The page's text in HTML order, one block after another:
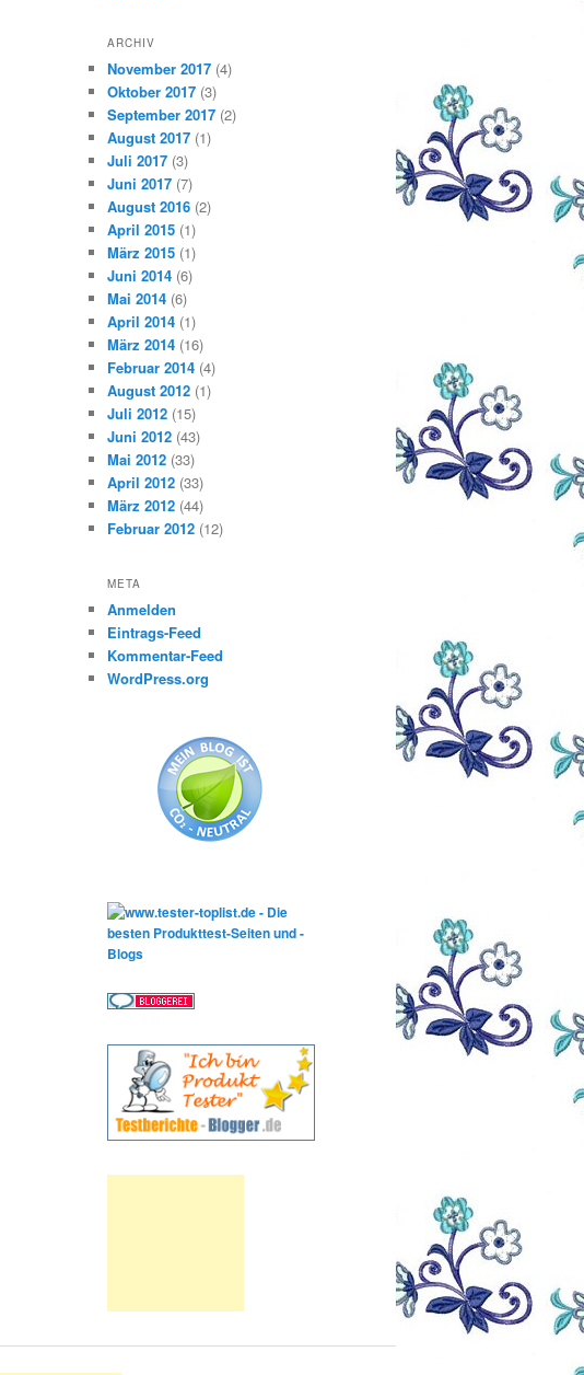
ARCHIV
November 2017 (4)
Oktober 2017 (3)
September 2017 (2)
August 2017 (1)
Juli 2017 (3)
Juni 2017 (7)
August 2016 (2)
April 2015 (1)
März 2015 (1)
Juni 2014 (6)
Mai 2014 (6)
April 2014 (1)
März 2014 (16)
Februar 2014 (4)
August 2012 (1)
Juli 2012 (15)
Juni 2012 (43)
Mai 2012 (33)
April 2012 (33)
März 2012 (44)
Februar 2012 (12)
META
Anmelden
Eintrags-Feed
Kommentar-Feed
WordPress.org